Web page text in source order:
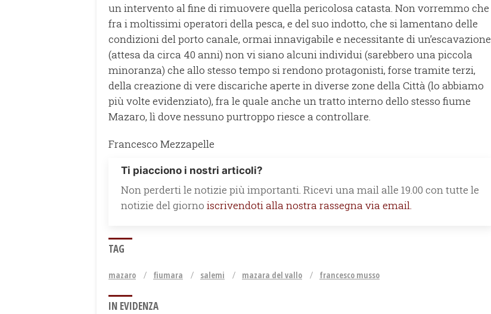
un intervento al fine di rimuovere quella pericolosa catasta. Non vorremmo che
fra i moltissimi operatori della pesca, e del suo indotto, che si lamentano delle
condizioni del porto canale, ormai innavigabile e necessitante di un’escavazione
(attesa da circa 40 anni) non vi siano alcuni individui (sarebbero una piccola
minoranza) che allo stesso tempo si rendono protagonisti, forse tramite terzi,
della creazione di vere discariche aperte in diverse zone della Città (lo abbiamo
più volte evidenziato), fra le quale anche un tratto interno dello stesso fiume
Mazaro, lì dove nessuno purtroppo riesce a controllare.
Francesco Mezzapelle
Ti piacciono i nostri articoli?
Non perderti le notizie più importanti. Ricevi una mail alle 19.00 con tutte le
notizie del giorno iscrivendoti alla nostra rassegna via email.
TAG
mazaro fiumara salemi mazara del vallo francesco musso
IN EVIDENZA